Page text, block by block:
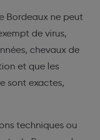
Bordeaux ne peut
de virus,
chevaux de
et que les
sont exactes,
techniques ou